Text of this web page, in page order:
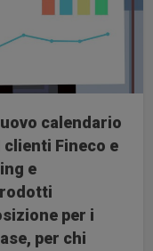
calendario
clienti Fineco e
e
per i
per chi